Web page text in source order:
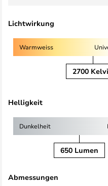
Lichtwirkung
Warmweiss
2700
Helligkeit
Dunkelheit
650 Lumen
Abmessungen